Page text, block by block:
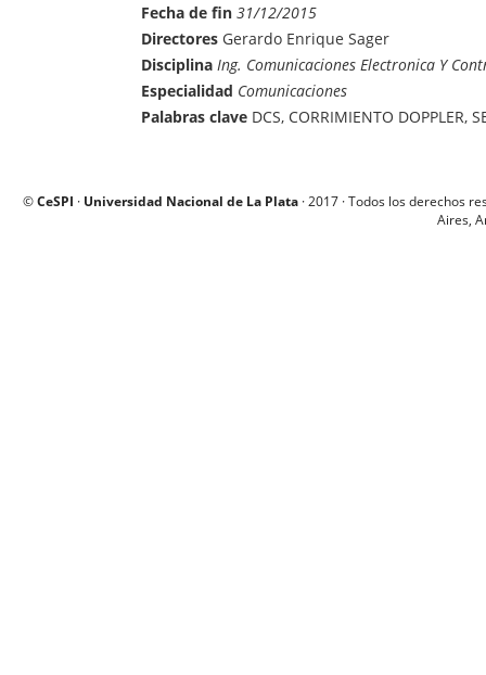
Fecha de fin 31/12/2015
Directores Gerardo Enrique Sager
Disciplina Ing. Comunicaciones Electronica Y
Especialidad Comunicaciones
Palabras clave DCS, CORRIMIENTO DOPPLER,
©CeSPI · Universidad Nacional de La Plata · 2017 · Todos los derechos
Aires,